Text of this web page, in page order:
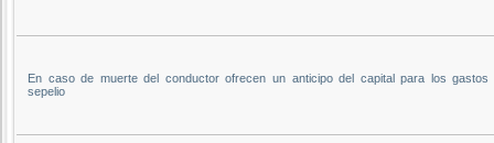
En caso de muerte del conductor ofrecen un anticipo del capital para los gastos
sepelio